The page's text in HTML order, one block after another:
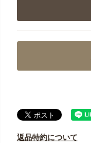
返品特約について